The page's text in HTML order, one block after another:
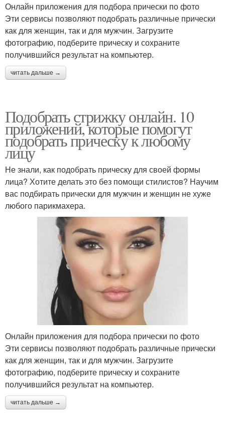
Онлайн приложения для подбора прически по фото
Эти сервисы позволяют подобрать различные прически
как для женщин, так и для мужчин. Загрузите
фотографию, подберите прическу и сохраните
получившийся результат на компьютер.
читать дальше →
Подобрать стрижку онлайн. 10
приложений, которые помогут
подобрать прическу к любому
лицу
Не знали, как подобрать прическу для своей формы
лица? Хотите делать это без помощи стилистов? Научим
вас подбирать прически для мужчин и женщин не хуже
любого парикмахера.
Онлайн приложения для подбора прически по фото
Эти сервисы позволяют подобрать различные прически
как для женщин, так и для мужчин. Загрузите
фотографию, подберите прическу и сохраните
получившийся результат на компьютер.
читать дальше →